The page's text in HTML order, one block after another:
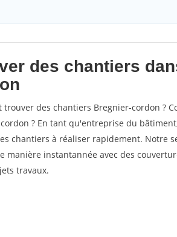
des chantiers
trouver des chantiers Bregnier-cordon ?
? En tant qu'entreprise du
chantiers à réaliser rapidement. Notre
manière instantannée avec des
travaux.